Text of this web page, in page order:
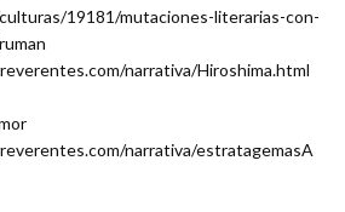
19181/mutaciones-literarias-con-
narrativa/Hiroshima.html
narrativa/estratagemasA